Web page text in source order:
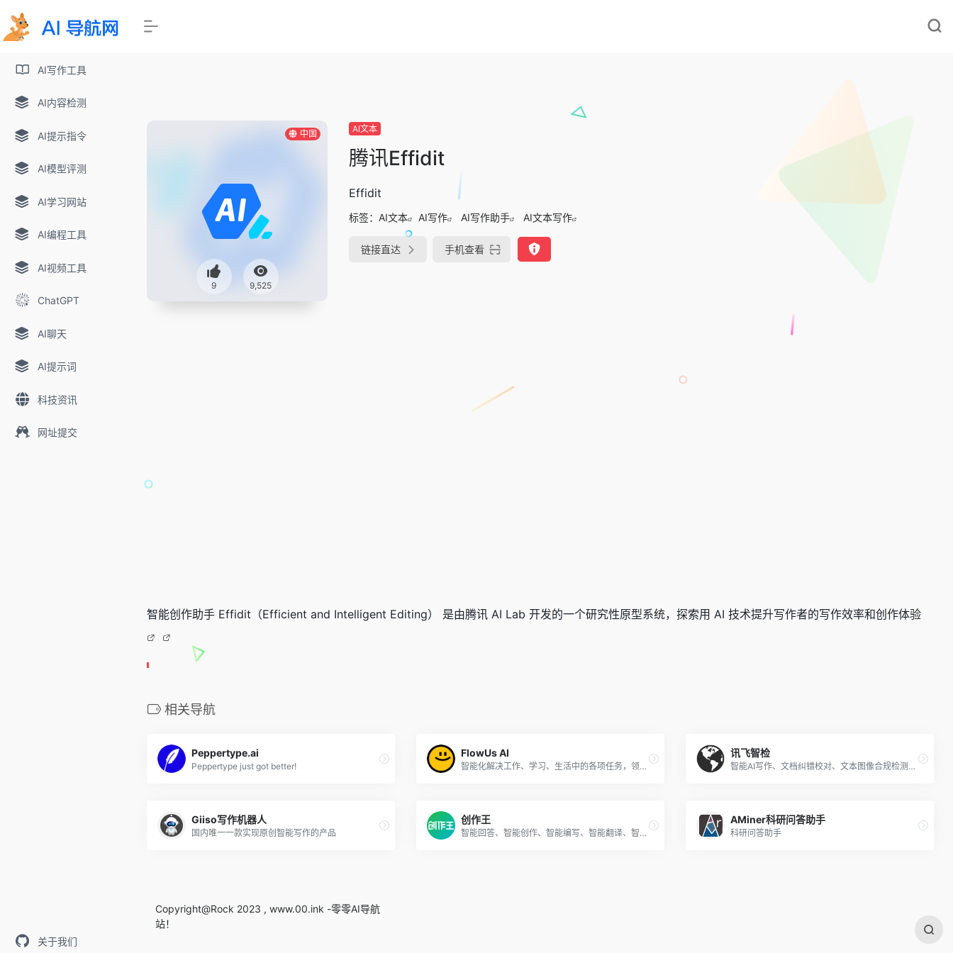
AI写作工具
AI内容检测
AI提示指令
AI模型评测
AI学习网站
AI编程工具
AI视频工具
ChatGPT
AI聊天
AI提示词
科技资讯
网址提交
关于我们
中国
9 9,525
AI文本
腾讯Effidit
Effidit
标签： AI文本 AI写作 AI写作助手 AI文本写作
链接直达 手机查看
智能创作助手 Effidit（Efficient and Intelligent Editing） 是由腾讯 AI Lab 开发的一个研究性原型系统，探索用 AI 技术提升写作者的写作效率和创作体验
相关导航
Peppertype.ai
Peppertype just got better!
FlowUs AI
智能化解决工作、学习、生活中的各项任务，领略未来工作流的魅力
讯飞智检
智能AI写作、文档纠错校对、文本图像合规检测平台
Giiso写作机器人
国内唯一一款实现原创智能写作的产品
创作王
智能回答、智能创作、智能编写、智能翻译、智能写代码等,帮助您解决各种创作难题
AMiner科研问答助手
科研问答助手
Copyright@Rock 2023 , www.00.ink -零零AI导航
站！